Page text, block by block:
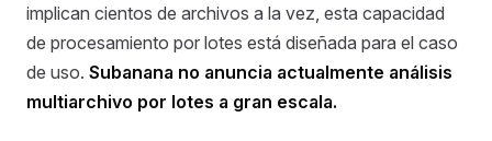
implican cientos de archivos a la vez, esta capacidad
de procesamiento por lotes está diseñada para el caso
de uso. Subanana no anuncia actualmente análisis
multiarchivo por lotes a gran escala.